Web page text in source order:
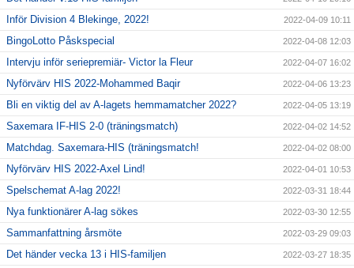
Inför Division 4 Blekinge, 2022! 2022-04-09 10:11
BingoLotto Påskspecial 2022-04-08 12:03
Intervju inför seriepremiär- Victor la Fleur 2022-04-07 16:02
Nyförvärv HIS 2022-Mohammed Baqir 2022-04-06 13:23
Bli en viktig del av A-lagets hemmamatcher 2022? 2022-04-05 13:19
Saxemara IF-HIS 2-0 (träningsmatch) 2022-04-02 14:52
Matchdag. Saxemara-HIS (träningsmatch! 2022-04-02 08:00
Nyförvärv HIS 2022-Axel Lind! 2022-04-01 10:53
Spelschemat A-lag 2022! 2022-03-31 18:44
Nya funktionärer A-lag sökes 2022-03-30 12:55
Sammanfattning årsmöte 2022-03-29 09:03
Det händer vecka 13 i HIS-familjen 2022-03-27 18:35